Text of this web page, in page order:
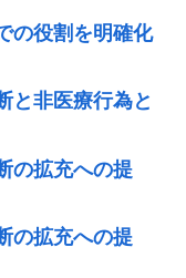
の役割を明確化
と非医療行為と
の拡充への提
の拡充への提